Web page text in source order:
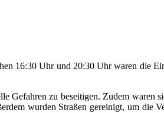
16:30 Uhr und 20:30 Uhr waren die
Gefahren zu beseitigen. Zudem waren
wurden Straßen gereinigt, um die